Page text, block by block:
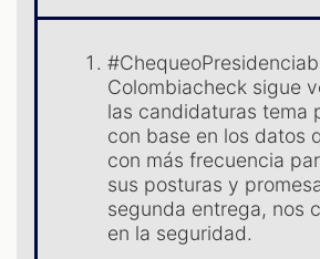
Colombiacheck sigue
las candidaturas tema
con base en los datos
con más frecuencia
sus posturas y
segunda entrega, nos
en la seguridad.